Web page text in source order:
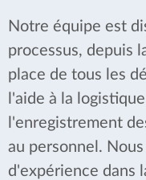
Notre équipe est
processus, depuis
place de tous les
l'aide à la
l'enregistrement
au personnel.
d'expérience dans